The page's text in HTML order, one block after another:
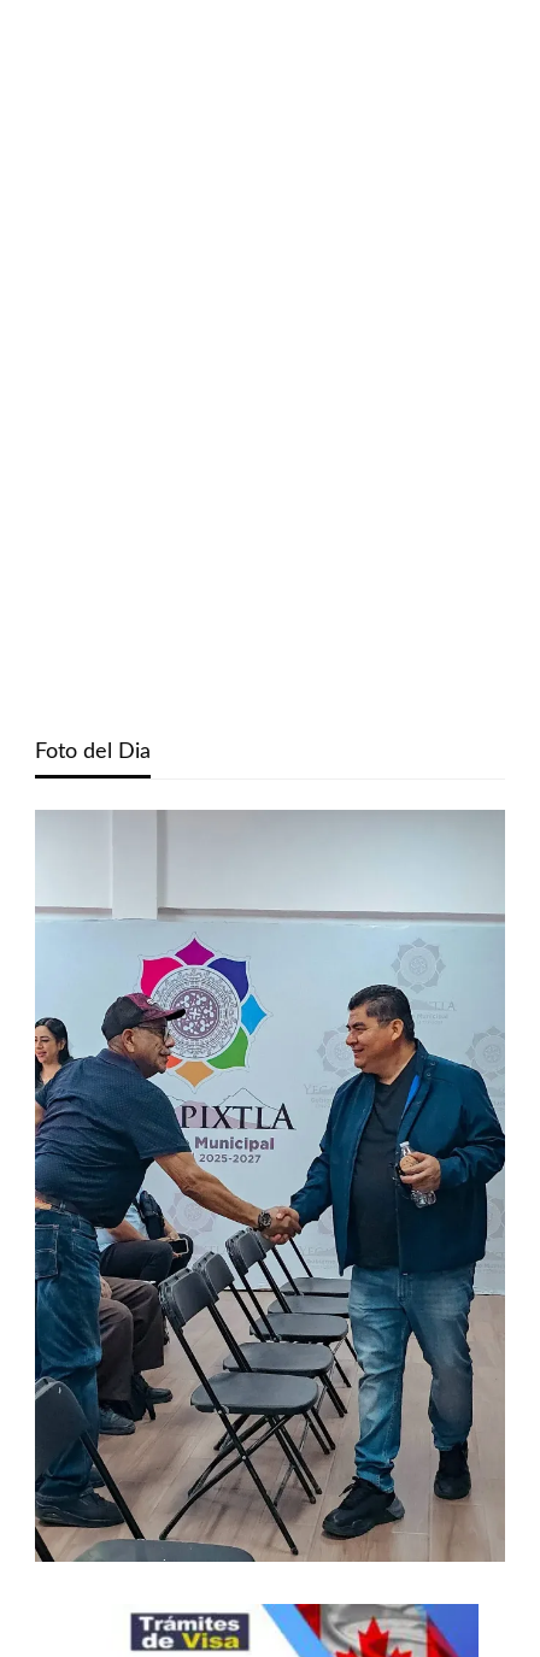
Foto del Dia